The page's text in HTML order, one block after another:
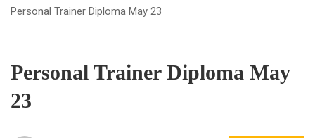
Personal Trainer Diploma May 23
Personal Trainer Diploma May
23